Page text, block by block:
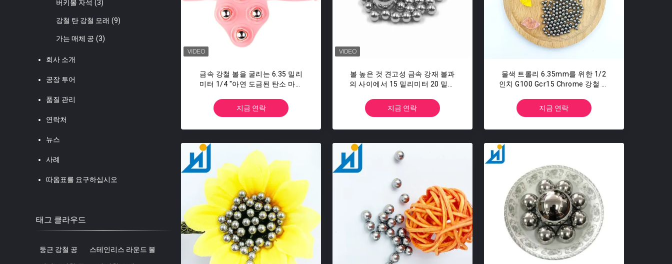
버키볼 자석 (3)
강철 탄 강철 모래 (9)
가는 매체 공 (3)
회사 소개
공장 투어
품질 관리
연락처
뉴스
사례
따옴표를 요구하십시오
태그 클라우드
둥근 강철 공 스테인리스 라운드 볼
금속 강철 볼을 굴리는 6.35 밀리
미터 1/4 "아연 도금된 탄소 마사
지금 연락
볼 높은 것 견고성 금속 강재 볼과
의 사이에서 15 밀리미터 20 밀리
볼을 울리세요
지금 연락
물색 트롤리 6.35mm를 위한 1/2
인치 G100 Gcr15 Chrome 강철 공
지금 연락